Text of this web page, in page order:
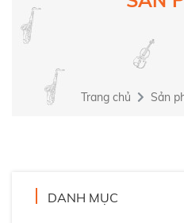
Trang chủ Sản
DANH MỤC